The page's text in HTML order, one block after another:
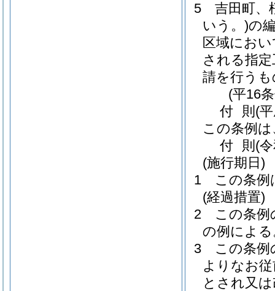
5
吉田町、
いう。)の
区域にお
される指
請を行う
(平16
付 則 (
この条例
付 則 (
(施行期日)
1
この条例
(経過措置)
2
この条
の例による
3
この条例
よりなお
とされ又